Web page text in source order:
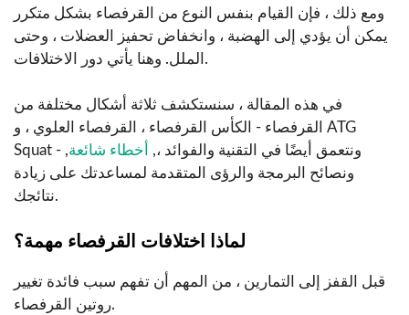
ومع ذلك ، فإن القيام بنفس النوع من القرفصاء بشكل متكرر
يمكن أن يؤدي إلى الهضبة ، وانخفاض تحفيز العضلات ، وحتى
الملل. وهنا يأتي دور الاختلافات.
في هذه المقالة ، سنستكشف ثلاثة أشكال مختلفة من
القرفصاء - الكأس القرفصاء ، القرفصاء العلوي ، و ATG
Squat - ونتعمق أيضًا في التقنية والفوائد ،,
أخطاء شائعة,
ونصائح البرمجة والرؤى المتقدمة لمساعدتك على زيادة
نتائجك.
لماذا اختلافات القرفصاء مهمة؟
قبل القفز إلى التمارين ، من المهم أن تفهم سبب فائدة تغيير
روتين القرفصاء.